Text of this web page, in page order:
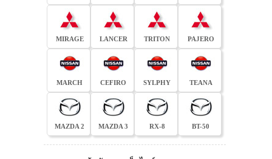
MIRAGE LANCER TRITON PAJERO
MARCH CEFIRO SYLPHY TEANA
MAZDA 2 MAZDA 3 RX-8 BT-50